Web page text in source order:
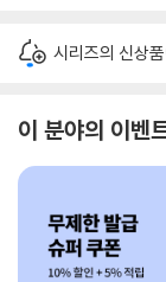
시리즈의 신상
이 분야의 이벤